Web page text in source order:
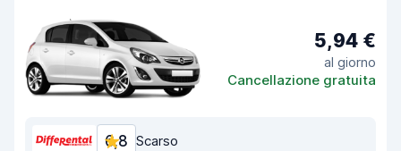
5,94 €
al giorno
Cancellazione gratuita
6,8 Scarso